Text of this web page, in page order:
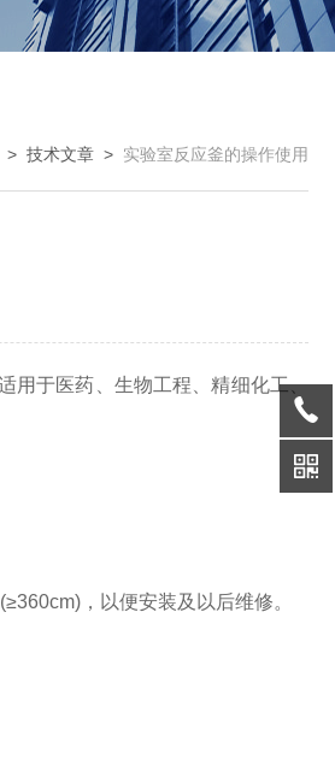
> 技术文章 > 实验室反应釜的操作使用
用于医药、生物工程、精细化工、
，以便安装及以后维修。